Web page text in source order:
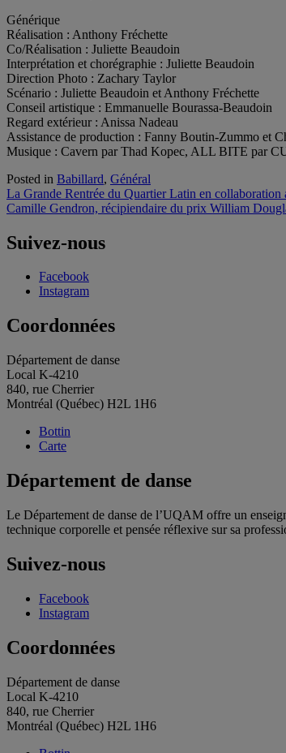
Générique
Réalisation : Anthony Fréchette
Co/Réalisation : Juliette Beaudoin
Interprétation et chorégraphie : Juliette Beaudoin
Direction Photo : Zachary Taylor
Scénario : Juliette Beaudoin et Anthony Fréchette
Conseil artistique : Emmanuelle Bourassa-Beaudoin
Regard extérieur : Anissa Nadeau
Assistance de production : Fanny Boutin-Zummo et
Musique : Cavern par Thad Kopec, ALL BITE par
Posted in Babillard, Général
Navigation
de
l'article
La Grande Rentrée du Quartier Latin en collaboration
Camille Gendron, récipiendaire du prix William
Suivez-nous
Facebook
Instagram
Coordonnées
Département de danse
Local K-4210
840, rue Cherrier
Montréal (Québec) H2L 1H6
Bottin
Carte
Département de danse
Le Département de danse de l’UQAM offre un
technique corporelle et pensée réflexive sur sa
Suivez-nous
Facebook
Instagram
Coordonnées
Département de danse
Local K-4210
840, rue Cherrier
Montréal (Québec) H2L 1H6